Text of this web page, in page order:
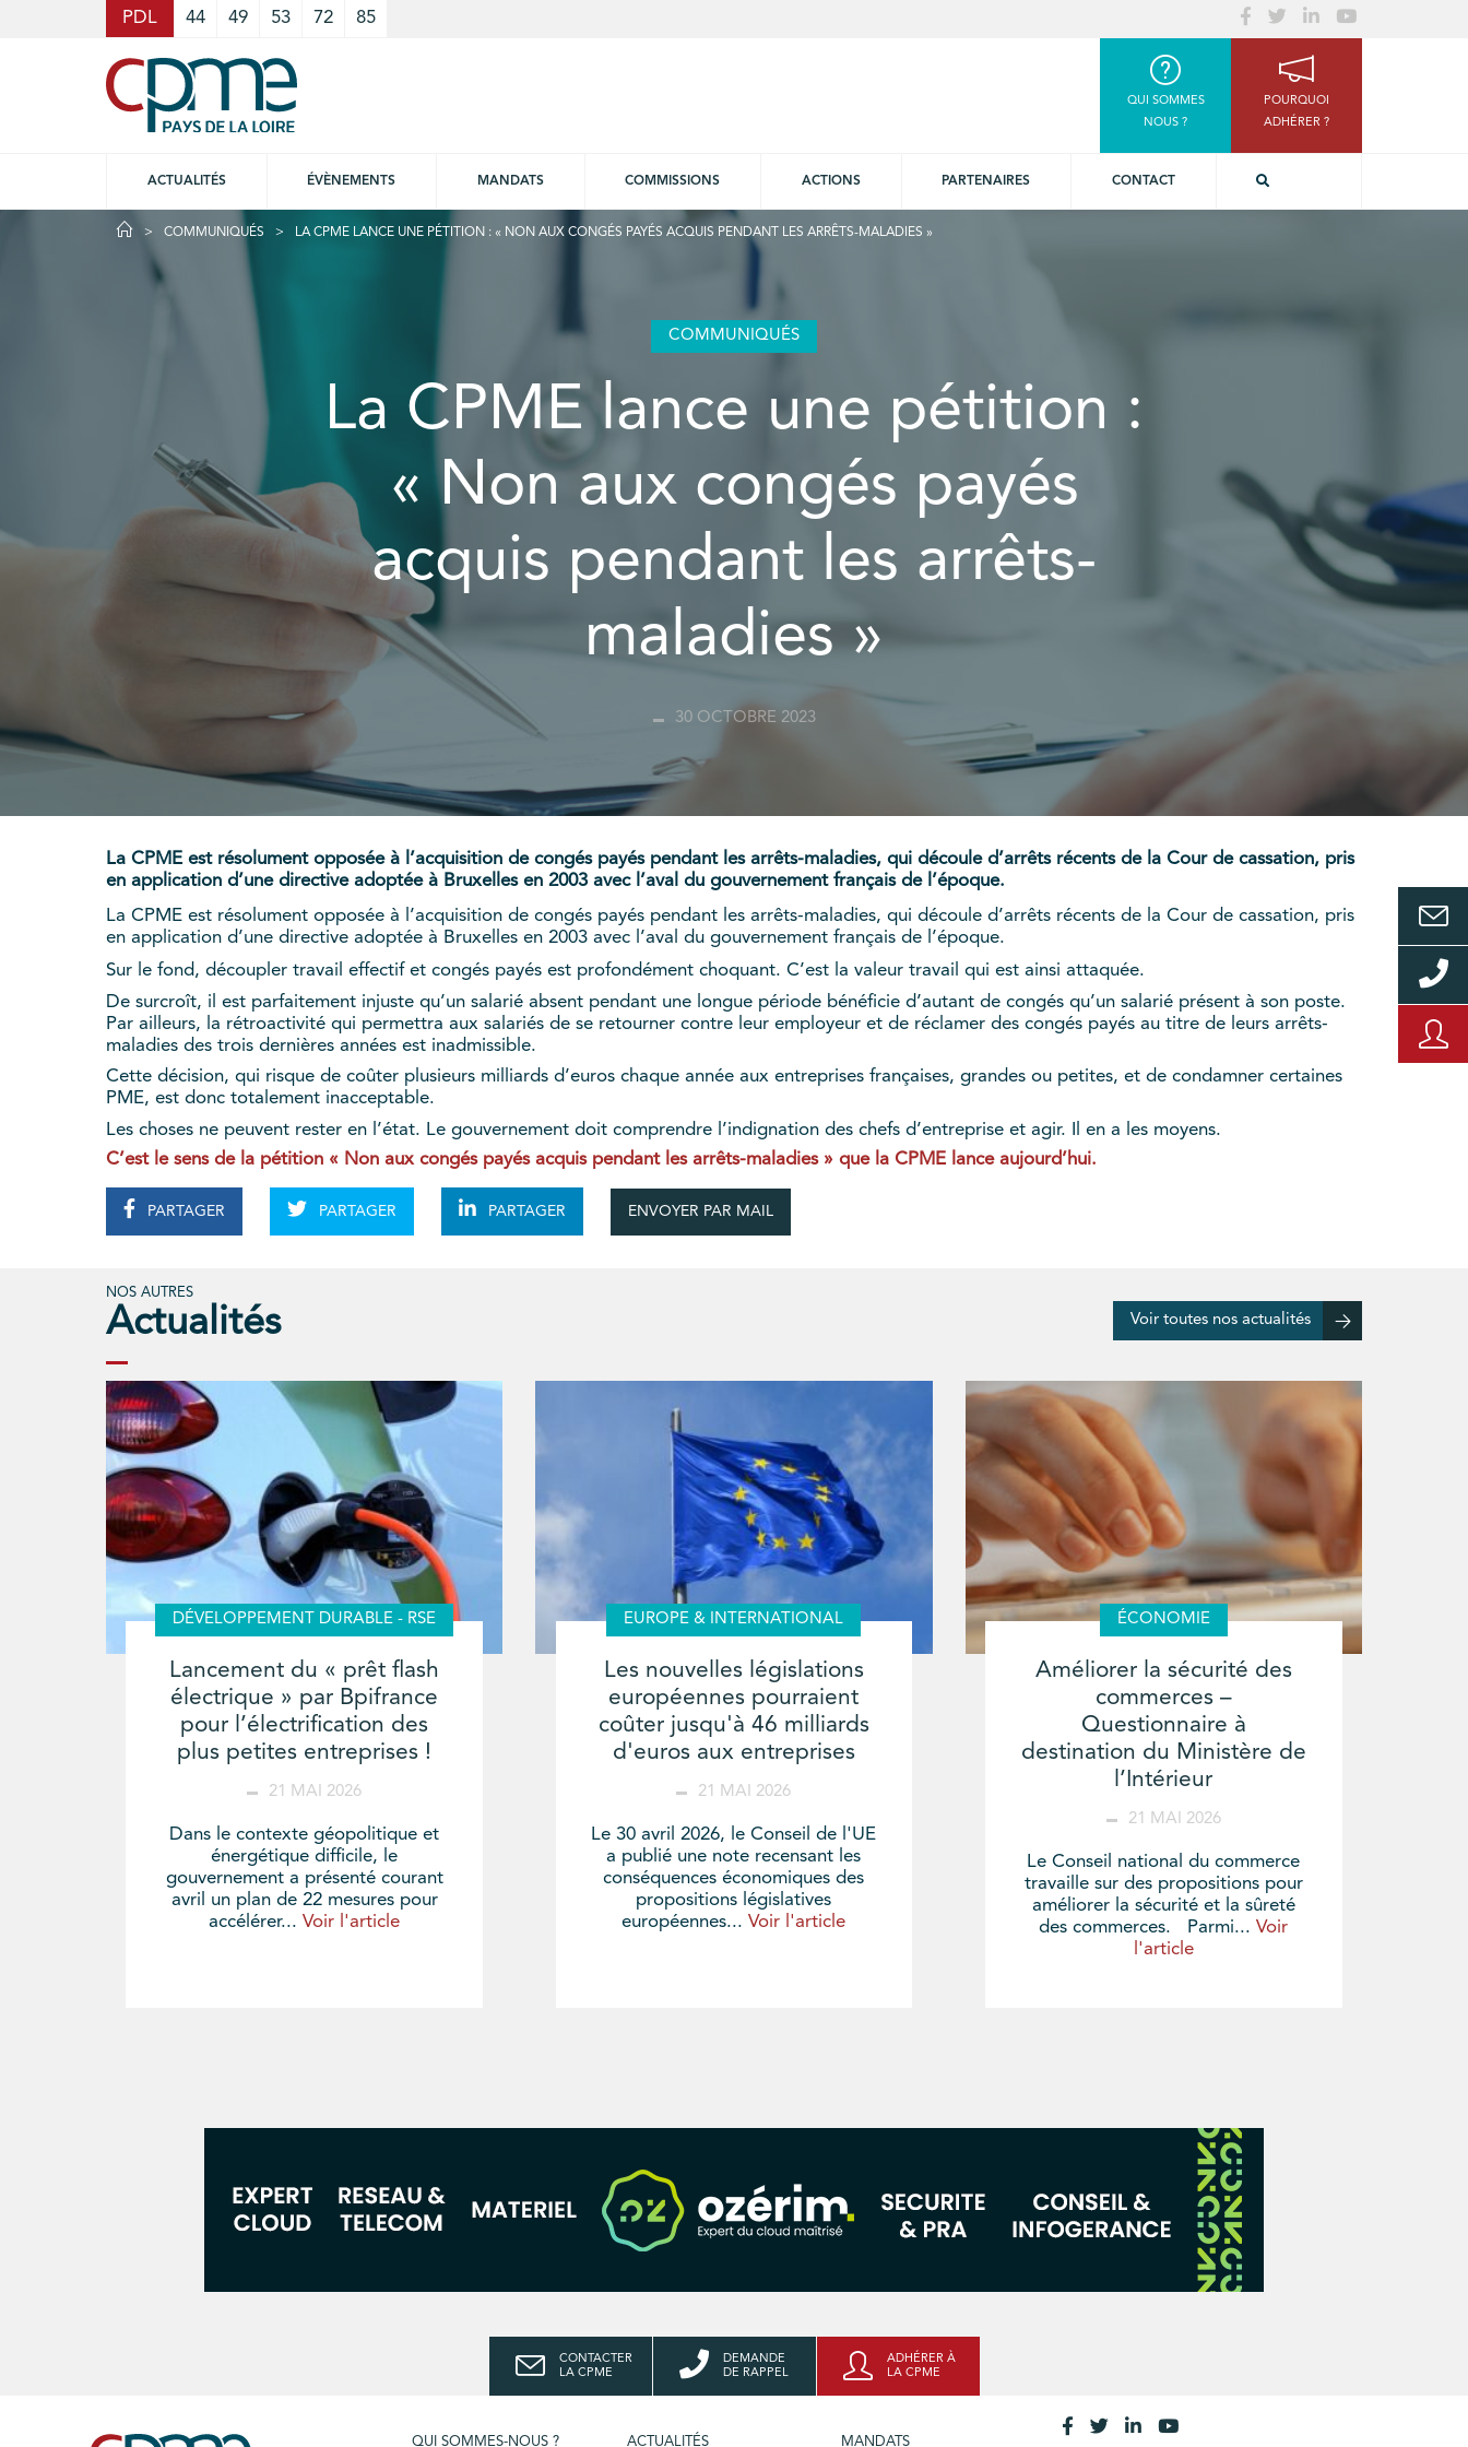
PDL 44 49 53 72 85
QUI SOMMES
NOUS ?
POURQUOI
ADHÉRER ?
ACTUALITÉS ÉVÈNEMENTS MANDATS COMMISSIONS ACTIONS PARTENAIRES CONTACT
COMMUNIQUÉS LA CPME LANCE UNE PÉTITION : « NON AUX CONGÉS PAYÉS ACQUIS PENDANT LES ARRÊTS-MALADIES »
COMMUNIQUÉS
La CPME lance une pétition :
« Non aux congés payés
acquis pendant les arrêts-
maladies »
30 OCTOBRE 2023
La CPME est résolument opposée à l’acquisition de congés payés pendant les arrêts-maladies, qui découle d’arrêts récents de la Cour de cassation, pris
en application d’une directive adoptée à Bruxelles en 2003 avec l’aval du gouvernement français de l’époque.
La CPME est résolument opposée à l’acquisition de congés payés pendant les arrêts-maladies, qui découle d’arrêts récents de la Cour de cassation, pris
en application d’une directive adoptée à Bruxelles en 2003 avec l’aval du gouvernement français de l’époque.
Sur le fond, découpler travail effectif et congés payés est profondément choquant. C’est la valeur travail qui est ainsi attaquée.
De surcroît, il est parfaitement injuste qu’un salarié absent pendant une longue période bénéficie d’autant de congés qu’un salarié présent à son poste.
Par ailleurs, la rétroactivité qui permettra aux salariés de se retourner contre leur employeur et de réclamer des congés payés au titre de leurs arrêts-
maladies des trois dernières années est inadmissible.
Cette décision, qui risque de coûter plusieurs milliards d’euros chaque année aux entreprises françaises, grandes ou petites, et de condamner certaines
PME, est donc totalement inacceptable.
Les choses ne peuvent rester en l’état. Le gouvernement doit comprendre l’indignation des chefs d’entreprise et agir. Il en a les moyens.
C’est le sens de la pétition « Non aux congés payés acquis pendant les arrêts-maladies » que la CPME lance aujourd’hui.
PARTAGER PARTAGER PARTAGER ENVOYER PAR MAIL
NOS AUTRES
Actualités Voir toutes nos actualités
DÉVELOPPEMENT DURABLE - RSE
Lancement du « prêt flash
électrique » par Bpifrance
pour l’électrification des
plus petites entreprises !
21 MAI 2026
Dans le contexte géopolitique et
énergétique difficile, le
gouvernement a présenté courant
avril un plan de 22 mesures pour
accélérer...Voir l'article
EUROPE & INTERNATIONAL
Les nouvelles législations
européennes pourraient
coûter jusqu'à 46 milliards
d'euros aux entreprises
21 MAI 2026
Le 30 avril 2026, le Conseil de l'UE
a publié une note recensant les
conséquences économiques des
propositions législatives
européennes...Voir l'article
ÉCONOMIE
Améliorer la sécurité des
commerces –
Questionnaire à
destination du Ministère de
l’Intérieur
21 MAI 2026
Le Conseil national du commerce
travaille sur des propositions pour
améliorer la sécurité et la sûreté
des commerces. Parmi...Voir
l'article
CONTACTER
LA CPME
DEMANDE
DE RAPPEL
ADHÉRER À
LA CPME
QUI SOMMES-NOUS ? ACTUALITÉS MANDATS
Cookies management panel